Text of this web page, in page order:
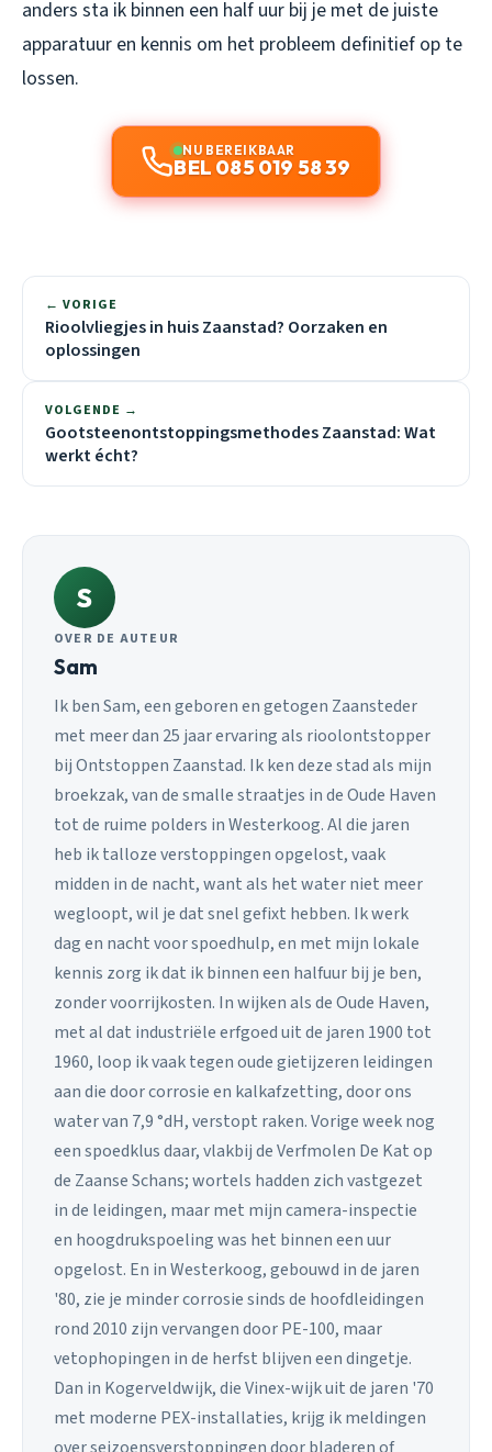
anders sta ik binnen een half uur bij je met de juiste
apparatuur en kennis om het probleem definitief op te
lossen.
NU BEREIKBAAR
BEL 085 019 58 39
← VORIGE
Rioolvliegjes in huis Zaanstad? Oorzaken en
oplossingen
VOLGENDE →
Gootsteenontstoppingsmethodes Zaanstad: Wat
werkt écht?
S
OVER DE AUTEUR
Sam
Ik ben Sam, een geboren en getogen Zaansteder
met meer dan 25 jaar ervaring als rioolontstopper
bij Ontstoppen Zaanstad. Ik ken deze stad als mijn
broekzak, van de smalle straatjes in de Oude Haven
tot de ruime polders in Westerkoog. Al die jaren
heb ik talloze verstoppingen opgelost, vaak
midden in de nacht, want als het water niet meer
wegloopt, wil je dat snel gefixt hebben. Ik werk
dag en nacht voor spoedhulp, en met mijn lokale
kennis zorg ik dat ik binnen een halfuur bij je ben,
zonder voorrijkosten. In wijken als de Oude Haven,
met al dat industriële erfgoed uit de jaren 1900 tot
1960, loop ik vaak tegen oude gietijzeren leidingen
aan die door corrosie en kalkafzetting, door ons
water van 7,9 °dH, verstopt raken. Vorige week nog
een spoedklus daar, vlakbij de Verfmolen De Kat op
de Zaanse Schans; wortels hadden zich vastgezet
in de leidingen, maar met mijn camera-inspectie
en hoogdrukspoeling was het binnen een uur
opgelost. En in Westerkoog, gebouwd in de jaren
'80, zie je minder corrosie sinds de hoofdleidingen
rond 2010 zijn vervangen door PE-100, maar
vetophopingen in de herfst blijven een dingetje.
Dan in Kogerveldwijk, die Vinex-wijk uit de jaren '70
met moderne PEX-installaties, krijg ik meldingen